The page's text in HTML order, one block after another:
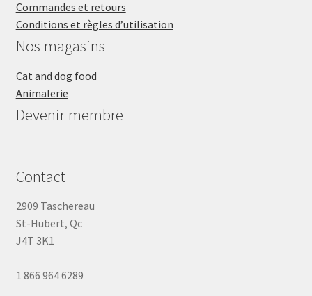
Commandes et retours
Conditions et règles d’utilisation
Nos magasins
Cat and dog food
Animalerie
Devenir membre
Contact
2909 Taschereau
St-Hubert, Qc
J4T 3K1
1 866 964 6289